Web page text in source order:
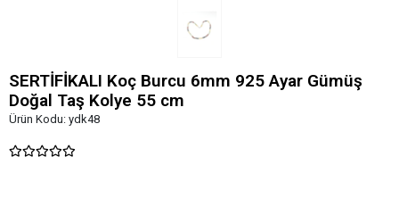
SERTİFİKALI Koç Burcu 6mm 925 Ayar Gümüş
Doğal Taş Kolye 55 cm
Ürün Kodu: ydk48